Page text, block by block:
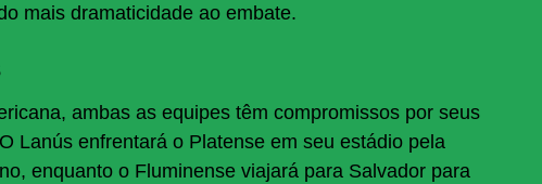
mais dramaticidade ao embate.
ambas as equipes têm compromissos por seus
Lanús enfrentará o Platense em seu estádio pela
enquanto o Fluminense viajará para Salvador para